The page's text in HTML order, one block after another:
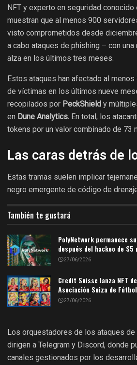
NFT y experto en seguridad conocido
muestran que al menos 900
visto comprometidos desde
a cabo ataques de phishing – con
alza en los últimos tres meses.
Estos ataques han afectado al
de víctimas en los últimos nueve
recopilados por PeckShield y
en Dune Analytics. En total, los
tokens por un valor combinado de 73
Las caras detrás de
Estas tramas suelen implicar
negro emergente de código de
También te gustará
PolyNetwork permanece
después del hackeo de $5
27/06/2026
Credit Suisse lanza NFT
Asociación Suiza de Fútbol
27/06/2026
Los orquestadores de los ataques de
dirigen a Telegram y Discord, donde
canales gestionados por los